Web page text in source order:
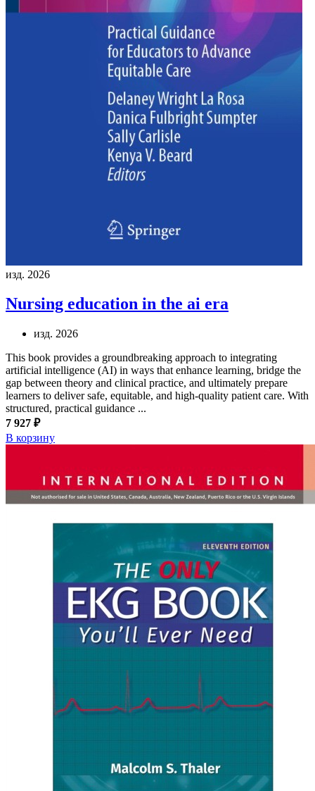
изд. 2026
Nursing education in the ai era
изд. 2026
This book provides a groundbreaking approach to integrating
artificial intelligence (AI) in ways that enhance learning, bridge the
gap between theory and clinical practice, and ultimately prepare
learners to deliver safe, equitable, and high-quality patient care. With
structured, practical guidance ...
7 927 ₽
В корзину